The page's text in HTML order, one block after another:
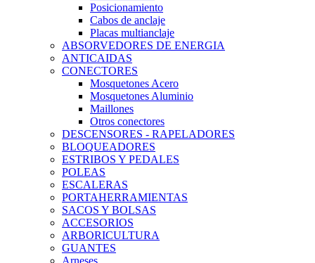
Posicionamiento
Cabos de anclaje
Placas multianclaje
ABSORVEDORES DE ENERGIA
ANTICAIDAS
CONECTORES
Mosquetones Acero
Mosquetones Aluminio
Maillones
Otros conectores
DESCENSORES - RAPELADORES
BLOQUEADORES
ESTRIBOS Y PEDALES
POLEAS
ESCALERAS
PORTAHERRAMIENTAS
SACOS Y BOLSAS
ACCESORIOS
ARBORICULTURA
GUANTES
Arneses